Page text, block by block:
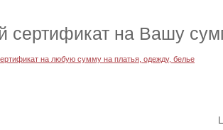
сертификат на Вашу